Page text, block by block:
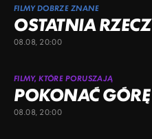
FILMY DOBRZE ZNANE
OSTATNIA RZECZ
08.08, 20:00
FILMY, KTÓRE PORUSZAJĄ
POKONAĆ GÓRĘ
08.08, 20:00